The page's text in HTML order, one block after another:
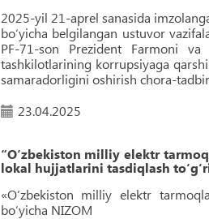
2025-yil 21-aprel sanasida
bo‘yicha belgilangan ustuvor
PF-71-son Prezident Farmoni
tashkilotlarining korrupsiyaga
samaradorligini oshirish chora-
23.04.2025
“O‘zbekiston milliy elektr
lokal hujjatlarini tasdiqlash
«O‘zbekiston milliy elektr
bo‘yicha NIZOM